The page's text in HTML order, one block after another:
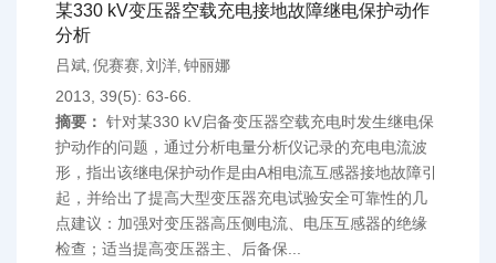
某330 kV变压器空载充电接地故障继电保护动作
分析
吕斌, 倪赛赛, 刘洋, 钟丽娜
2013, 39(5): 63-66.
摘要： 针对某330 kV启备变压器空载充电时发生继电保
护动作的问题，通过分析电量分析仪记录的充电电流波
形，指出该继电保护动作是由A相电流互感器接地故障引
起，并给出了提高大型变压器充电试验安全可靠性的几
点建议：加强对变压器高压侧电流、电压互感器的绝缘
检查；适当提高变压器主、后备保...